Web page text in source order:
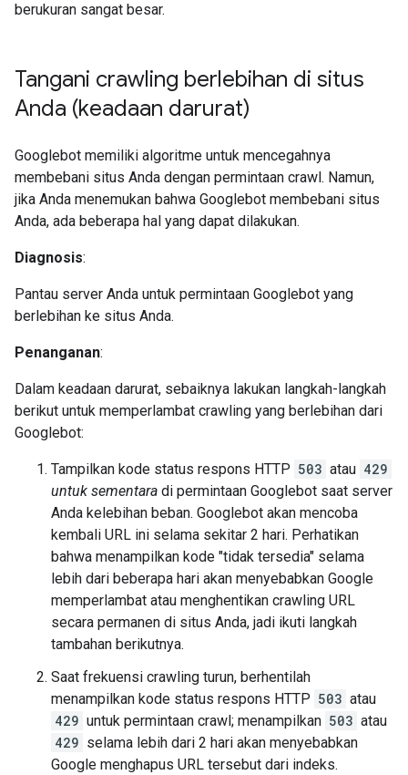
berukuran sangat besar.
Tangani crawling berlebihan di situs
Anda (keadaan darurat)
Googlebot memiliki algoritme untuk mencegahnya
membebani situs Anda dengan permintaan crawl. Namun,
jika Anda menemukan bahwa Googlebot membebani situs
Anda, ada beberapa hal yang dapat dilakukan.
Diagnosis:
Pantau server Anda untuk permintaan Googlebot yang
berlebihan ke situs Anda.
Penanganan:
Dalam keadaan darurat, sebaiknya lakukan langkah-langkah
berikut untuk memperlambat crawling yang berlebihan dari
Googlebot:
Tampilkan kode status respons HTTP 503 atau 429
untuk sementara di permintaan Googlebot saat server
Anda kelebihan beban. Googlebot akan mencoba
kembali URL ini selama sekitar 2 hari. Perhatikan
bahwa menampilkan kode "tidak tersedia" selama
lebih dari beberapa hari akan menyebabkan Google
memperlambat atau menghentikan crawling URL
secara permanen di situs Anda, jadi ikuti langkah
tambahan berikutnya.
Saat frekuensi crawling turun, berhentilah
menampilkan kode status respons HTTP 503 atau
429 untuk permintaan crawl; menampilkan 503 atau
429 selama lebih dari 2 hari akan menyebabkan
Google menghapus URL tersebut dari indeks.